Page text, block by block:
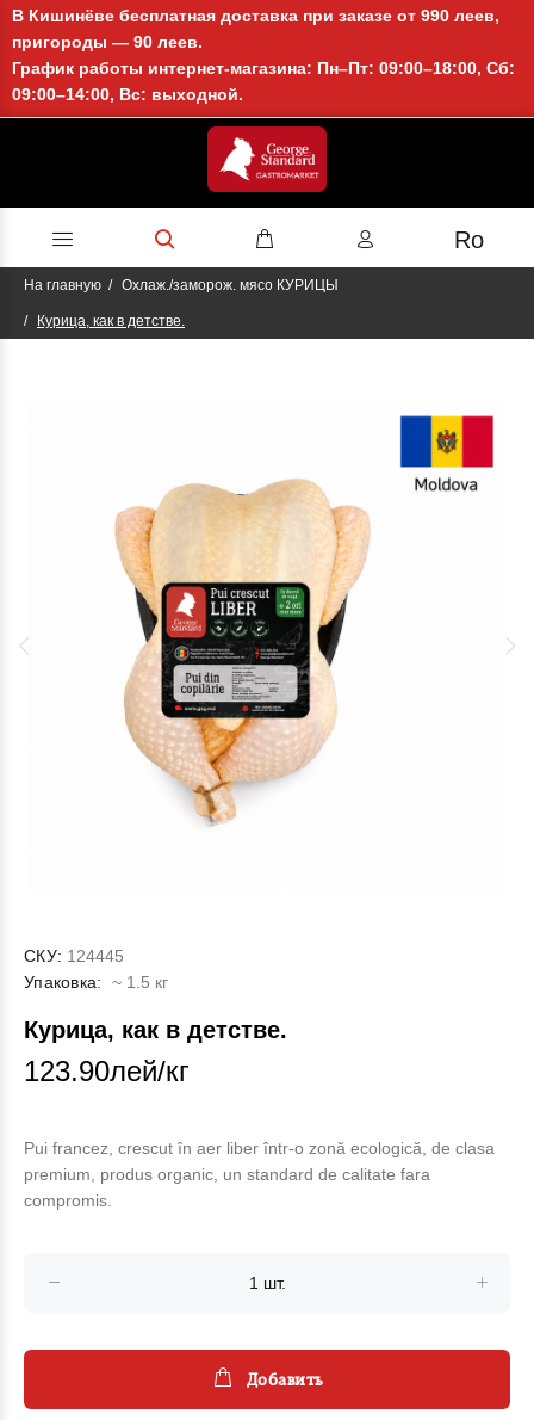
В Кишинёве бесплатная доставка при заказе от 990 леев,
пригороды — 90 леев.
График работы интернет-магазина: Пн–Пт: 09:00–18:00, Сб:
09:00–14:00, Вс: выходной.
Ro
На главную Охлаж./заморож. мясо КУРИЦЫ
Курица, как в детстве.
СКУ: 124445
Упаковка: ~ 1.5 кг
Курица, как в детстве.
123.90лей/кг
Pui francez, crescut în aer liber într-o zonă ecologică, de clasa
premium, produs organic, un standard de calitate fara
compromis.
Добавить